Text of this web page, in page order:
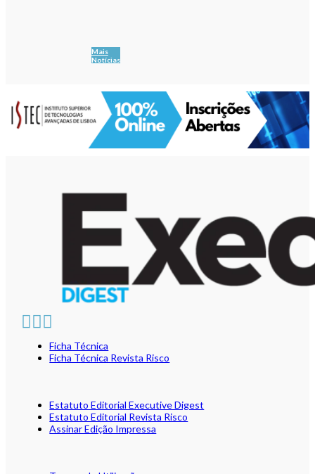
Mais
Notícias
Ficha Técnica
Ficha Técnica Revista Risco
Estatuto Editorial Executive Digest
Estatuto Editorial Revista Risco
Assinar Edição Impressa